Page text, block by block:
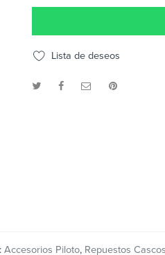
Lista de deseos
Accesorios Piloto, Repuestos Cascos